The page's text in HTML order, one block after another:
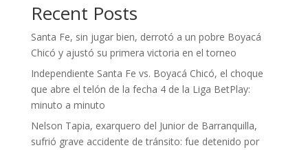
Recent Posts
Santa Fe, sin jugar bien, derrotó a un pobre Boyacá
Chicó y ajustó su primera victoria en el torneo
Independiente Santa Fe vs. Boyacá Chicó, el choque
que abre el telón de la fecha 4 de la Liga BetPlay:
minuto a minuto
Nelson Tapia, exarquero del Junior de Barranquilla,
sufrió grave accidente de tránsito: fue detenido por